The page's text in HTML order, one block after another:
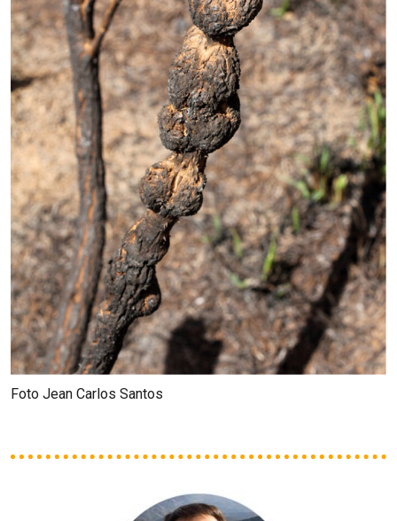
Foto Jean Carlos Santos